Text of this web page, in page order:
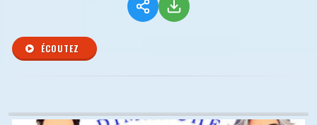
ÉCOUTEZ